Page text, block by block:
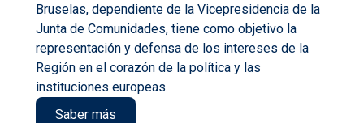
Bruselas, dependiente de la Vicepresidencia de la
Junta de Comunidades, tiene como objetivo la
representación y defensa de los intereses de la
Región en el corazón de la política y las
instituciones europeas.
Saber más